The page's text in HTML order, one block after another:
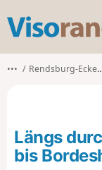
••• Rendsburg-Eckernförde
Längs
bis